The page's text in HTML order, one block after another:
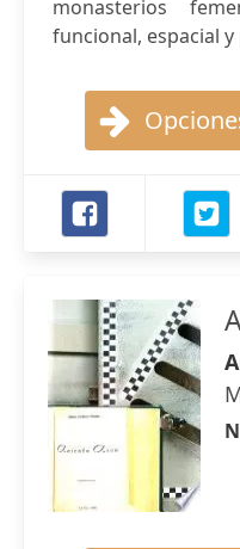
monasterios
funcional, espacial